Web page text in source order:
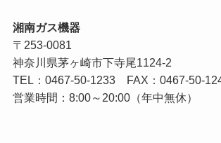
湘南ガス機器
〒253-0081
神奈川県茅ヶ崎市下寺尾1124-2
TEL： 0467-50-1233FAX：0467-50-
営業時間：8:00～20:00（年中無休）